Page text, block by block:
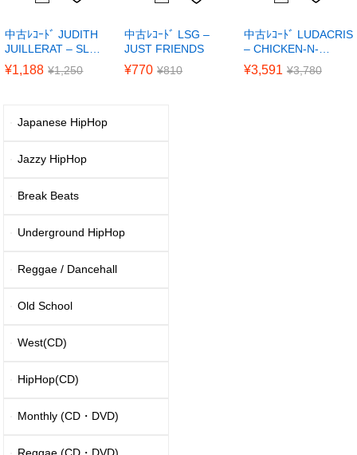
中古ﾚｺｰﾄﾞ JUDITH
JUILLERAT – SL…
¥1,188 ¥1,250
中古ﾚｺｰﾄﾞ LSG –
JUST FRIENDS
¥770 ¥810
中古ﾚｺｰﾄﾞ LUDACRIS
– CHICKEN-N-…
¥3,591 ¥3,780
Japanese HipHop
Jazzy HipHop
Break Beats
Underground HipHop
Reggae / Dancehall
Old School
West(CD)
HipHop(CD)
Monthly (CD・DVD)
Reggae (CD・DVD)